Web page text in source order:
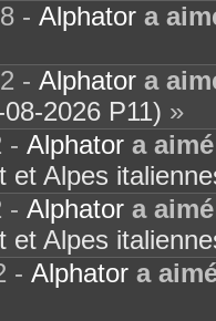
- Alphator a
- Alphator a
2026 P11) »
- Alphator a aimé
et Alpes
- Alphator a aimé
et Alpes
- Alphator a